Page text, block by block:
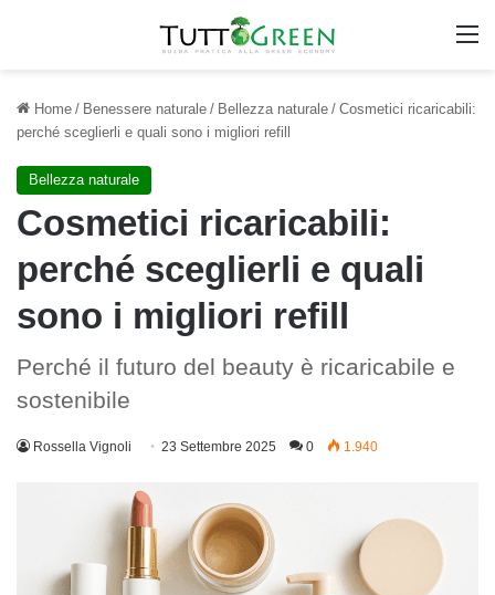
Home / Benessere naturale / Bellezza naturale / Cosmetici ricaricabili:
perché sceglierli e quali sono i migliori refill
Bellezza naturale
Cosmetici ricaricabili:
perché sceglierli e quali
sono i migliori refill
Perché il futuro del beauty è ricaricabile e
sostenibile
Rossella Vignoli 23 Settembre 2025 0 1.940